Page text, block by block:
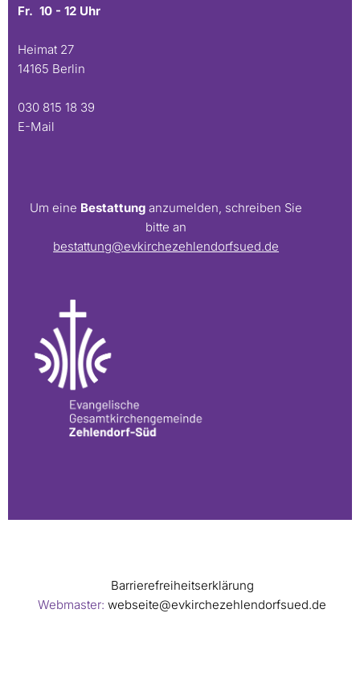
Fr. 10 - 12 Uhr
Heimat 27
14165 Berlin
030 815 18 39
E-Mail
Um eine Bestattung anzumelden, schreiben Sie
bitte an
bestattung@evkirchezehlendorfsued.de
Barrierefreiheitserklärung
Webmaster: webseite@evkirchezehlendorfsued.de